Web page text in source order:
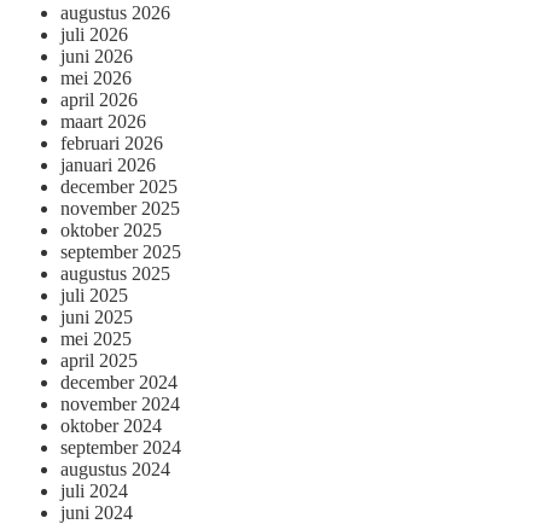
augustus 2026
juli 2026
juni 2026
mei 2026
april 2026
maart 2026
februari 2026
januari 2026
december 2025
november 2025
oktober 2025
september 2025
augustus 2025
juli 2025
juni 2025
mei 2025
april 2025
december 2024
november 2024
oktober 2024
september 2024
augustus 2024
juli 2024
juni 2024